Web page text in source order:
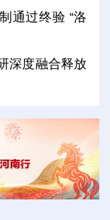
通过终验 “洛
深度融合释放